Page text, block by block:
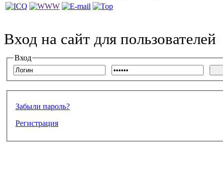
Вход на сайт для пользователей
Вход
Забыли пароль?
Регистрация